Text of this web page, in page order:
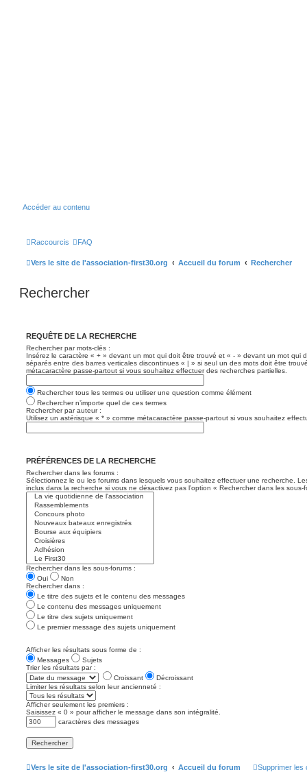
Accéder au contenu
Raccourcis FAQ
Vers le site de l'association-first30.org Accueil du forum Rechercher
Rechercher
REQUÊTE DE LA RECHERCHE
Rechercher par mots-clés :
Insérez le caractère « + » devant un mot qui doit être trouvé et « - » devant un mot qui
séparés entre des barres verticales discontinues « | » si seul un des mots doit être
métacaractère passe-partout si vous souhaitez effectuer des recherches partielles.
Rechercher tous les termes ou utiliser une question comme élément
Rechercher n’importe quel de ces termes
Rechercher par auteur :
Utilisez un astérisque « * » comme métacaractère passe-partout si vous souhaitez
PRÉFÉRENCES DE LA RECHERCHE
Rechercher dans les forums :
Sélectionnez le ou les forums dans lesquels vous souhaitez effectuer une recherche.
inclus dans la recherche si vous ne désactivez pas l’option « Rechercher dans les
Rechercher dans les sous-forums :
Oui
Non
Rechercher dans :
Le titre des sujets et le contenu des messages
Le contenu des messages uniquement
Le titre des sujets uniquement
Le premier message des sujets uniquement
Afficher les résultats sous forme de :
Messages
Sujets
Trier les résultats par :
Croissant
Décroissant
Limiter les résultats selon leur ancienneté :
Afficher seulement les premiers :
Saisissez « 0 » pour afficher le message dans son intégralité.
caractères des messages
Vers le site de l'association-first30.org Accueil du forum Supprimer les